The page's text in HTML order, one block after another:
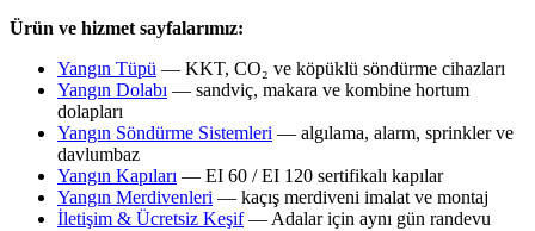
Ürün ve hizmet sayfalarımız:
Yangın Tüpü — KKT, CO₂ ve köpüklü söndürme cihazları
Yangın Dolabı — sandviç, makara ve kombine hortum
dolapları
Yangın Söndürme Sistemleri — algılama, alarm, sprinkler ve
davlumbaz
Yangın Kapıları — EI 60 / EI 120 sertifikalı kapılar
Yangın Merdivenleri — kaçış merdiveni imalat ve montaj
İletişim & Ücretsiz Keşif— Adalar için aynı gün randevu